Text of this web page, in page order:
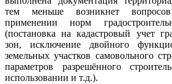
тем меньше возникнет
применении норм
(постановка на кадастровый учет
зон, исключение двойного
земельных участков самовольного
параметров разрешённого
использовании и т.д.).